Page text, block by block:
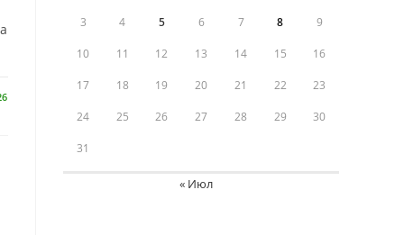
3 4 5 6 7 8 9
10 11 12 13 14 15 16
17 18 19 20 21 22 23
24 25 26 27 28 29 30
31
« Июл